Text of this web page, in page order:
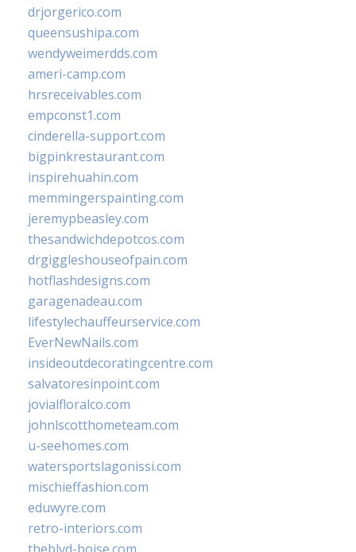
drjorgerico.com
queensushipa.com
wendyweimerdds.com
ameri-camp.com
hrsreceivables.com
empconst1.com
cinderella-support.com
bigpinkrestaurant.com
inspirehuahin.com
memmingerspainting.com
jeremypbeasley.com
thesandwichdepotcos.com
drgiggleshouseofpain.com
hotflashdesigns.com
garagenadeau.com
lifestylechauffeurservice.com
EverNewNails.com
insideoutdecoratingcentre.com
salvatoresinpoint.com
jovialfloralco.com
johnlscotthometeam.com
u-seehomes.com
watersportslagonissi.com
mischieffashion.com
eduwyre.com
retro-interiors.com